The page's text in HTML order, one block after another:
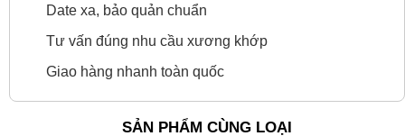
Date xa, bảo quản chuẩn
Tư vấn đúng nhu cầu xương khớp
Giao hàng nhanh toàn quốc
SẢN PHẨM CÙNG LOẠI